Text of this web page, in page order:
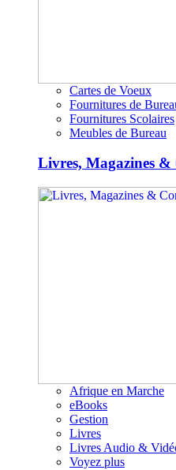
Cartes de Voeux
Fournitures de
Fournitures Scolaires
Meubles de Bureau
Livres, Magazines &
Afrique en Marche
eBooks
Gestion
Livres
Livres Audio &
Voyez plus